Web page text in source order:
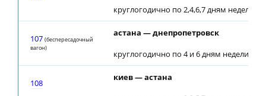
круглогодично по 2,4,6,7 дням недели
107 (беспересадочный
вагон)
астана — днепропетровск
круглогодично по 4 и 6 дням недели
108
киев — астана